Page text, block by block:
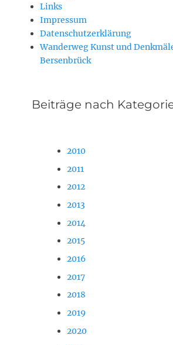
Links
Impressum
Datenschutzerklärung
Wanderweg Kunst und
Bersenbrück
Beiträge nach
2010
2011
2012
2013
2014
2015
2016
2017
2018
2019
2020